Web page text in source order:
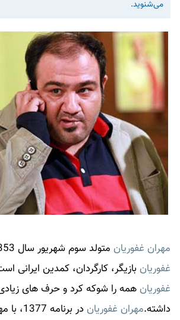
می‌شنوید.
مهران غفوریان متولد سوم شهریور سال 1353 است.
غفوریان بازیگر، کارگردان، کمدین ایرانی
غفوریانهمه را شوکه کرد و حرف های
داشته.مهران غفوریان
در